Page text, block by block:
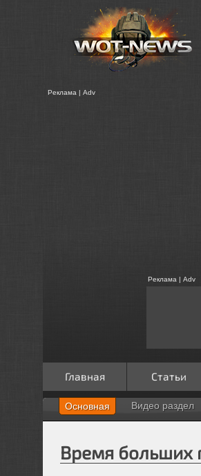
Реклама | Adv
Реклама | Adv
Главная Статьи
Основная Видео раздел
Время больших